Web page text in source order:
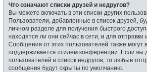
Что означают списки друзей и недругов?
Вы можете включать в эти списки других
Пользователи, добавленные в список друзей,
личном разделе для получения быстрого
находятся ли они сейчас в сети, и для
Сообщения от этих пользователей также могут
поддерживается стилем конференции. Если вы
пользователей в список недругов, то любые
сообщения будут скрыты по умолчанию.